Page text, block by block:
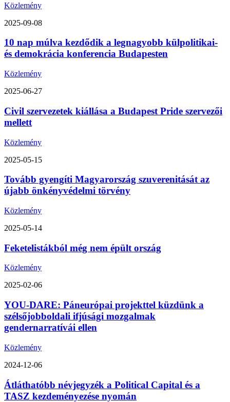
Közlemény
2025-09-08
10 nap múlva kezdődik a legnagyobb külpolitikai-
és demokrácia konferencia Budapesten
Közlemény
2025-06-27
Civil szervezetek kiállása a Budapest Pride szervezői
mellett
Közlemény
2025-05-15
Tovább gyengíti Magyarország szuverenitását az
újabb önkényvédelmi törvény
Közlemény
2025-05-14
Feketelistákból még nem épült ország
Közlemény
2025-02-06
YOU-DARE: Páneurópai projekttel küzdünk a
szélsőjobboldali ifjúsági mozgalmak
gendernarratívái ellen
Közlemény
2024-12-06
Átláthatóbb névjegyzék a Political Capital és a
TASZ kezdeményezése nyomán